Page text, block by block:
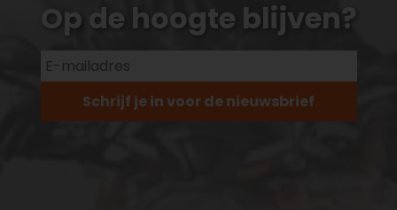
Op de hoogte blijven?
Schrijf je in voor de nieuwsbrief